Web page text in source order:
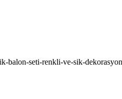
balon-seti-renkli-ve-sik-